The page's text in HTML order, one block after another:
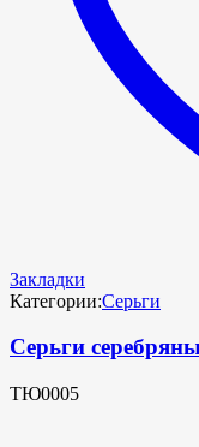
Закладки
Категории:Серьги
Серьги
ТЮ0005